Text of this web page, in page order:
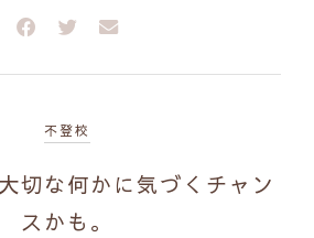
不登校
切な何かに気づくチャン
スかも。